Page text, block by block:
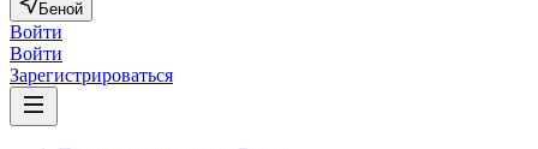
Беной
Войти
Войти
Зарегистрироваться